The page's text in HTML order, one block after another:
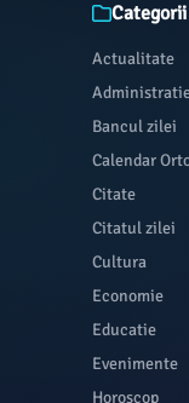
Categorii
Actualitate
Bancul zilei
Calendar
Citate
Citatul zilei
Cultura
Economie
Educatie
Evenimente
Horoscop